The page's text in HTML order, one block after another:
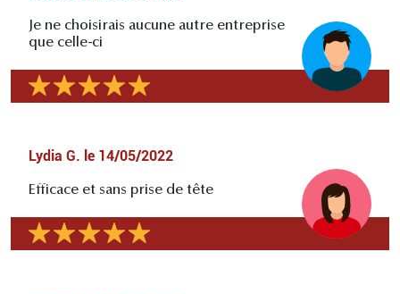
Je ne choisirais aucune autre entreprise
que celle-ci
Lydia G. le 14/05/2022
Efficace et sans prise de tête